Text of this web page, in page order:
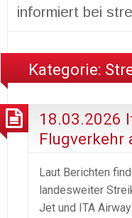
informiert bei
Kategorie:
18.03.2026
Flugverkehr
Laut Berichten
landesweiter
Jet und ITA